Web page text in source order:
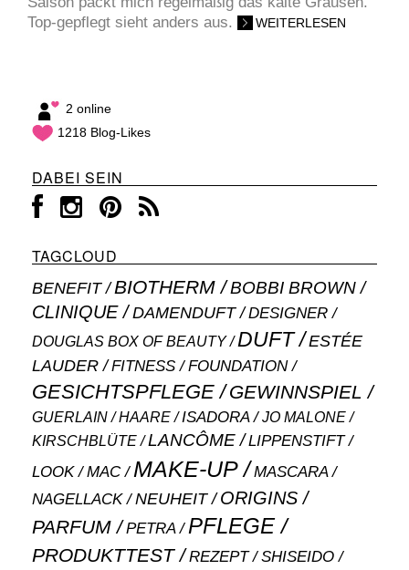
Top-gepflegt sieht anders aus.
WEITERLESEN
2 online
1218 Blog-Likes
DABEI SEIN
TAGCLOUD
BENEFIT BIOTHERM BOBBI BROWN
CLINIQUE DAMENDUFT DESIGNER
DOUGLAS BOX OF BEAUTY DUFT
ESTÉE
LAUDER
FITNESS FOUNDATION
GESICHTSPFLEGE GEWINNSPIEL
GUERLAIN HAARE ISADORA JO MALONE
KIRSCHBLÜTE LANCÔME LIPPENSTIFT
LOOK MAC MAKE-UP MASCARA
NAGELLACK NEUHEIT ORIGINS
PARFUM PETRA PFLEGE
PRODUKTTEST REZEPT SHISEIDO